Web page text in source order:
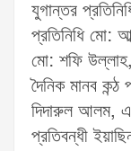
যুগান্তর
প্রতিনিধি মো:
মো: শফি
দৈনিক মানব
দিদারুল আলম,
প্রতিবন্ধী